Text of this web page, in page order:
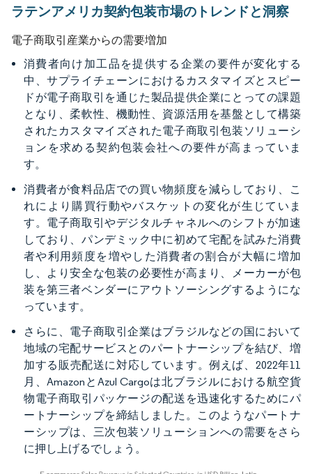
ラテンアメリカ契約包装市場のトレンドと洞察
電子商取引産業からの需要増加
消費者向け加工品を提供する企業の要件が変化する
中、サプライチェーンにおけるカスタマイズとスピー
ドが電子商取引を通じた製品提供企業にとっての課題
となり、柔軟性、機動性、資源活用を基盤として構築
されたカスタマイズされた電子商取引包装ソリューシ
ョンを求める契約包装会社への要件が高まっていま
す。
消費者が食料品店での買い物頻度を減らしており、こ
れにより購買行動やバスケットの変化が生じていま
す。電子商取引やデジタルチャネルへのシフトが加速
しており、パンデミック中に初めて宅配を試みた消費
者や利用頻度を増やした消費者の割合が大幅に増加
し、より安全な包装の必要性が高まり、メーカーが包
装を第三者ベンダーにアウトソーシングするようにな
っています。
さらに、電子商取引企業はブラジルなどの国において
地域の宅配サービスとのパートナーシップを結び、増
加する販売配送に対応しています。例えば、2022年11
月、AmazonとAzul Cargoは北ブラジルにおける航空貨
物電子商取引パッケージの配送を迅速化するためにパ
ートナーシップを締結しました。このようなパートナ
ーシップは、三次包装ソリューションへの需要をさら
に押し上げるでしょう。